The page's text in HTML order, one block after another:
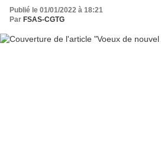
Publié le 01/01/2022 à 18:21
Par FSAS-CGTG